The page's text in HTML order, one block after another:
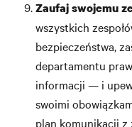
Zaufaj swojemu
wszystkich
bezpieczeństwa,
departamentu
informacji — i
swoimi
plan komunikacji z